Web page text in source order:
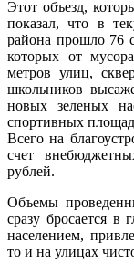
Этот объезд,
показал, что в
района прошло 76
которых от
метров улиц,
школьников
новых зеленых
спортивных
Всего на
счет
рублей.
Объемы
сразу бросается в
населением,
то и на улицах